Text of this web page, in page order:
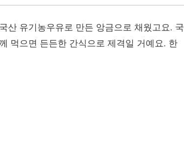
산 유기농우유로 만든 앙금으로 채웠고요. 국
먹으면 든든한 간식으로 제격일 거예요. 한